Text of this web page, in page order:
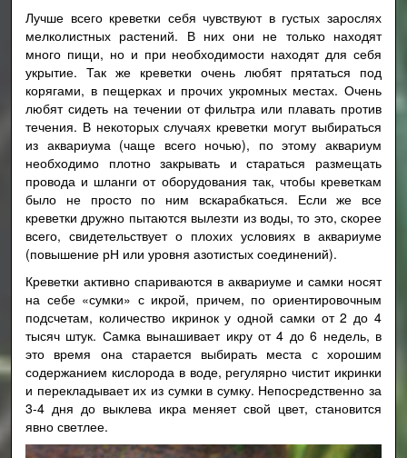
Лучше всего креветки себя чувствуют в густых зарослях
мелколистных растений. В них они не только находят
много пищи, но и при необходимости находят для себя
укрытие. Так же креветки очень любят прятаться под
корягами, в пещерках и прочих укромных местах. Очень
любят сидеть на течении от фильтра или плавать против
течения. В некоторых случаях креветки могут выбираться
из аквариума (чаще всего ночью), по этому аквариум
необходимо плотно закрывать и стараться размещать
провода и шланги от оборудования так, чтобы креветкам
было не просто по ним вскарабкаться. Если же все
креветки дружно пытаются вылезти из воды, то это, скорее
всего, свидетельствует о плохих условиях в аквариуме
(повышение рН или уровня азотистых соединений).
Креветки активно спариваются в аквариуме и самки носят
на себе «сумки» с икрой, причем, по ориентировочным
подсчетам, количество икринок у одной самки от 2 до 4
тысяч штук. Самка вынашивает икру от 4 до 6 недель, в
это время она старается выбирать места с хорошим
содержанием кислорода в воде, регулярно чистит икринки
и перекладывает их из сумки в сумку. Непосредственно за
3-4 дня до выклева икра меняет свой цвет, становится
явно светлее.